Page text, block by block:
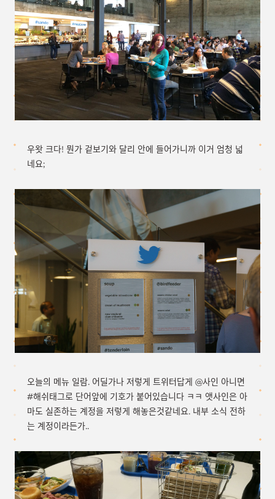
우왓 크다! 뭔가 겉보기와 달리 안에 들어가니까 이거 엄청 넓
네요;
오늘의 메뉴 일람. 어딜가나 저렇게 트위터답게 @사인 아니면
#해쉬태그로 단어앞에 기호가 붙어있습니다 ㅋㅋ 앳사인은 아
마도 실존하는 계정을 저렇게 해놓은것같네요. 내부 소식 전하
는 계정이라든가..